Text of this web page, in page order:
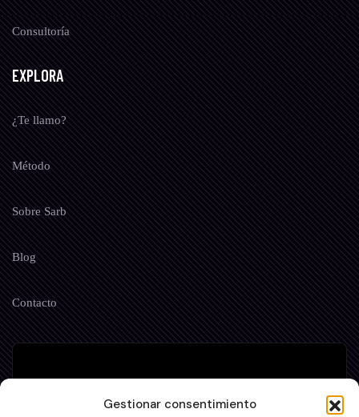
Gestionar consentimiento
Consultoría
EXPLORA
¿Te llamo?
Método
Sobre Sarb
Blog
Contacto